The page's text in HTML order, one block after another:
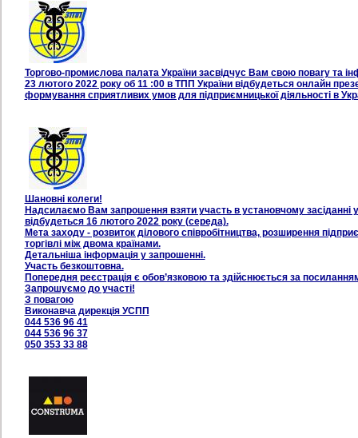
Торгово-промислова палата України засвiдчус Вам свою поваrу та
23 лютого 2022 року об 11 :00 в ТПП України вiдбудеться онлайн
формування сприятливих умов для пiдприємницької дiяльностi в
Шановні колеги!
Надсилаємо Вам запрошення взяти участь в установчому засіданні
відбудеться 16 лютого 2022 року (середа).
Мета заходу - розвиток ділового співробітництва, розширення
торгівлі між двома країнами.
Детальніша інформація у запрошенні.
Участь безкоштовна.
Попередня реєстрація є обов’язковою та здійснюється за
Запрошуємо до участі!
З повагою
Виконавча дирекція УСПП
044 536 96 41
044 536 96 37
050 353 33 88